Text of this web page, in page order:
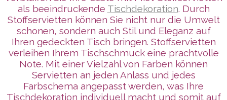
als beeindruckende Tischdekoration. Durch
Stoffservietten können Sie nicht nur die Umwelt
schonen, sondern auch Stil und Eleganz auf
Ihren gedeckten Tisch bringen. Stoffservietten
verleihen Ihrem Tischschmuck eine prachtvolle
Note. Mit einer Vielzahl von Farben können
Servietten an jeden Anlass und jedes
Farbschema angepasst werden, was Ihre
Tischdekoration individuell macht und somit auf